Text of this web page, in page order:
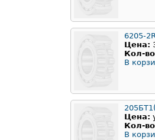
6205-
Цена:
Кол-
В
Цена:
Кол-
В